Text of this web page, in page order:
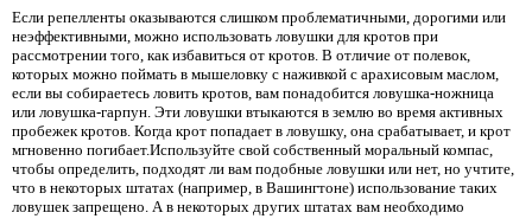
Если репелленты оказываются слишком проблематичными, дорогими или
неэффективными, можно использовать ловушки для кротов при
рассмотрении того, как избавиться от кротов. В отличие от полевок,
которых можно поймать в мышеловку с наживкой с арахисовым маслом,
если вы собираетесь ловить кротов, вам понадобится ловушка-ножница
или ловушка-гарпун. Эти ловушки втыкаются в землю во время активных
пробежек кротов. Когда крот попадает в ловушку, она срабатывает, и крот
мгновенно погибает.Используйте свой собственный моральный компас,
чтобы определить, подходят ли вам подобные ловушки или нет, но учтите,
что в некоторых штатах (например, в Вашингтоне) использование таких
ловушек запрещено. А в некоторых других штатах вам необходимо